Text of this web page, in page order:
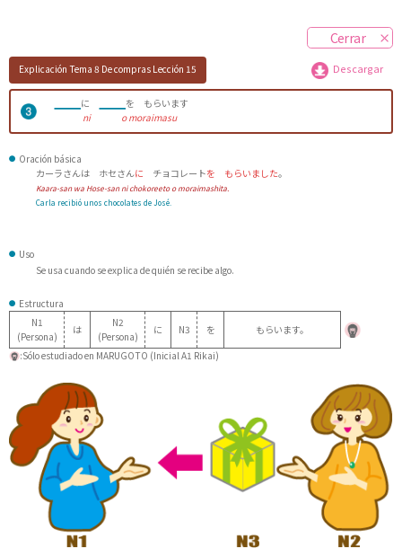
Cerrar
Explicación Tema 8 De compras Lección 15 Descargar
に
を もらいます
ni
o moraimasu
Oración básica
カーラさんは ホセさんに チョコレートを もらいました。
Kaara-san wa Hose-san ni chokoreeto o moraimashita.
Carla recibió unos chocolates de José.
Uso
Se usa cuando se explica de quién se recibe algo.
Estructura
N1
(Persona)
は
N2
(Persona)
に N3 を
もらいます。
:Sólo estudiado en MARUGOTO (Inicial A1 Rikai)